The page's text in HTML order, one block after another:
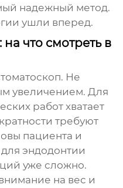
надежный метод.
ушли вперед.
что смотреть в
. Не
увеличением. Для
работ хватает
требуют
пациента и
эндодонтии
уже сложно.
на вес и